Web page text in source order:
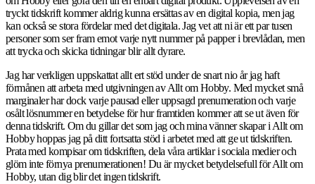
tryckt tidskrift kommer aldrig kunna ersättas av en digital kopia, men jag
kan också se stora fördelar med det digitala. Jag vet att ni är ett par tusen
personer som ser fram emot varje nytt nummer på papper i brevlådan, men
att trycka och skicka tidningar blir allt dyrare.
Jag har verkligen uppskattat allt ert stöd under de snart nio år jag haft
förmånen att arbeta med utgivningen av Allt om Hobby. Med mycket små
marginaler har dock varje pausad eller uppsagd prenumeration och varje
osålt lösnummer en betydelse för hur framtiden kommer att se ut även för
denna tidskrift. Om du gillar det som jag och mina vänner skapar i Allt om
Hobby hoppas jag på ditt fortsatta stöd i arbetet med att ge ut tidskriften.
Prata med kompisar om tidskriften, dela våra artiklar i sociala medier och
glöm inte förnya prenumerationen! Du är mycket betydelsefull för Allt om
Hobby, utan dig blir det ingen tidskrift.